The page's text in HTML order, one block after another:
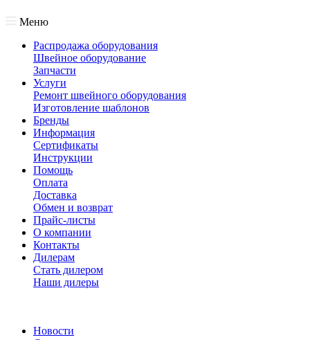
Меню
Распродажа оборудования
Швейное оборудование
Запчасти
Услуги
Ремонт швейного оборудования
Изготовление шаблонов
Бренды
Информация
Сертификаты
Инструкции
Помощь
Оплата
Доставка
Обмен и возврат
Прайс-листы
О компании
Контакты
Дилерам
Стать дилером
Наши дилеры
Новости